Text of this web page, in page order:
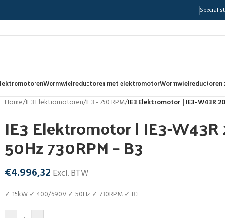
Wormwielreductoren met elektromotor
Home/IE3 Elektromotoren/IE3 - 750 RPM/IE3 Elektromotor | IE3-W43R
IE3 Elektromotor | IE3-
50Hz 730RPM – B3
€4.996,32 Excl. BTW
✓ 15kW ✓ 400/690V ✓ 50Hz ✓ 730RPM ✓ B3